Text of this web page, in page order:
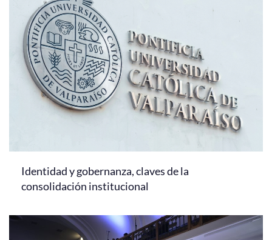
Identidad y gobernanza, claves de la
consolidación institucional